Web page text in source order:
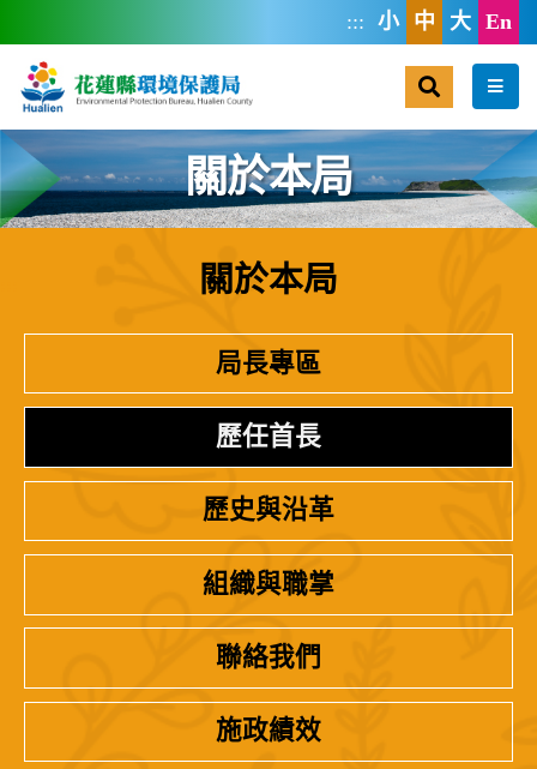
::: 小 中 大 En
選單
關於本局
關於本局
局長專區
歷任首長
歷史與沿革
組織與職掌
聯絡我們
施政績效